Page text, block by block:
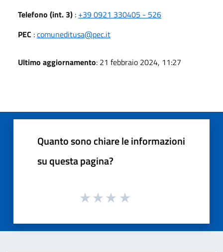
Telefono (int. 3) : +39 0921 330405 - 526
PEC :comuneditusa@pec.it
Ultimo aggiornamento: 21 febbraio 2024, 11:27
Quanto sono chiare le informazioni
su questa pagina?